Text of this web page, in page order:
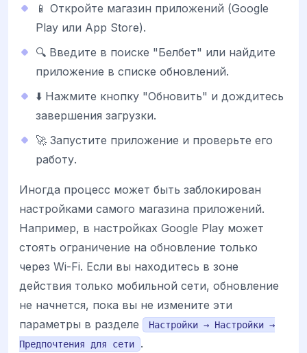
📱 Откройте магазин приложений (Google
Play или App Store).
🔍 Введите в поиске "Белбет" или найдите
приложение в списке обновлений.
⬇️ Нажмите кнопку "Обновить" и дождитесь
завершения загрузки.
🚀 Запустите приложение и проверьте его
работу.
Иногда процесс может быть заблокирован
настройками самого магазина приложений.
Например, в настройках Google Play может
стоять ограничение на обновление только
через Wi-Fi. Если вы находитесь в зоне
действия только мобильной сети, обновление
не начнется, пока вы не измените эти
параметры в разделе
Настройки → Настройки →
Предпочтения для сети
.